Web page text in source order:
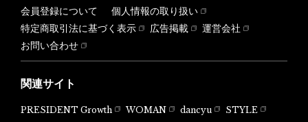
会員登録について
個人情報の取り扱い
特定商取引法に基づく表示
広告掲載
運営会社
お問い合わせ
関連サイト
PRESIDENT Growth WOMAN dancyu
STYLE